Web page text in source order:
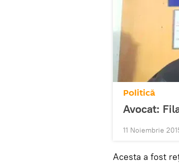
Politică
Avocat:
11 Noiembrie
Acesta a fost